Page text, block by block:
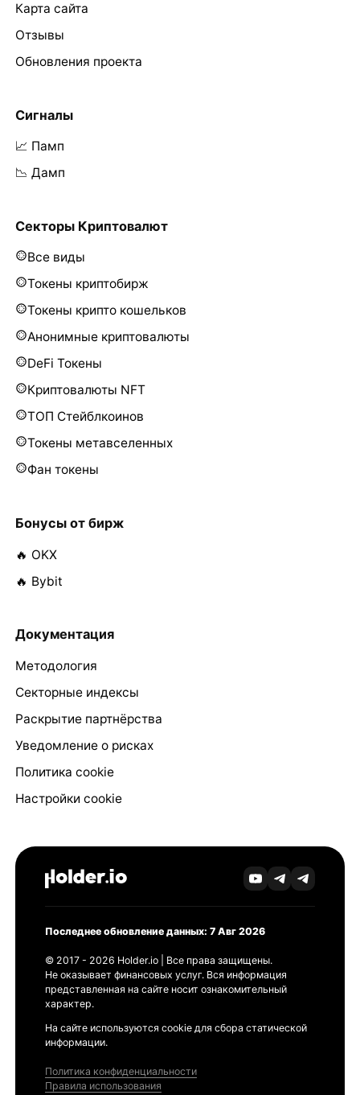
Карта сайта
Отзывы
Обновления проекта
Сигналы
📈 Памп
📉 Дамп
Секторы Криптовалют
Все виды
Токены криптобирж
Токены крипто кошельков
Анонимные криптовалюты
DeFi Токены
Криптовалюты NFT
ТОП Стейблкоинов
Токены метавселенных
Фан токены
Бонусы от бирж
🔥 OKX
🔥 Bybit
Документация
Методология
Секторные индексы
Раскрытие партнёрства
Уведомление о рисках
Политика cookie
Настройки cookie
Последнее обновление данных: 7 Авг 2026
© 2017 - 2026 Holder.io | Все права защищены.
Не оказывает финансовых услуг. Вся информация
представленная на сайте носит ознакомительный
характер.
На сайте используются cookie для сбора статической
информации.
Политика конфиденциальности
Правила использования